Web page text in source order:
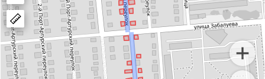
polygon
a
marker